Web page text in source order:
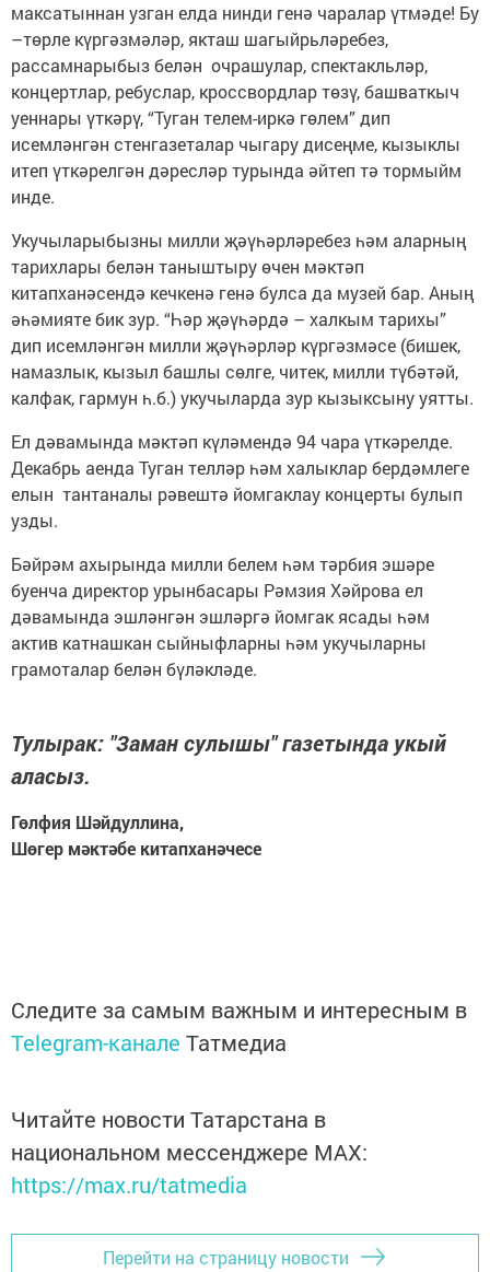
максатыннан узган елда нинди генә чаралар үтмәде! Бу
–төрле күргәзмәләр, якташ шагыйрьләребез,
рассамнарыбыз белән очрашулар, спектакльләр,
концертлар, ребуслар, кроссвордлар төзү, башваткыч
уеннары үткәрү, “Туган телем-иркә гөлем” дип
исемләнгән стенгазеталар чыгару дисеңме, кызыклы
итеп үткәрелгән дәресләр турында әйтеп тә тормыйм
инде.
Укучыларыбызны милли җәүһәрләребез һәм аларның
тарихлары белән таныштыру өчен мәктәп
китапханәсендә кечкенә генә булса да музей бар. Аның
әһәмияте бик зур. “Һәр җәүһәрдә – халкым тарихы”
дип исемләнгән милли җәүһәрләр күргәзмәсе (бишек,
намазлык, кызыл башлы сөлге, читек, милли түбәтәй,
калфак, гармун һ.б.) укучыларда зур кызыксыну уятты.
Ел дәвамында мәктәп күләмендә 94 чара үткәрелде.
Декабрь аенда Туган телләр һәм халыклар бердәмлеге
елын тантаналы рәвештә йомгаклау концерты булып
узды.
Бәйрәм ахырында милли белем һәм тәрбия эшәре
буенча директор урынбасары Рәмзия Хәйрова ел
дәвамында эшләнгән эшләргә йомгак ясады һәм
актив катнашкан сыйныфларны һәм укучыларны
грамоталар белән бүләкләде.
Тулырак: "Заман сулышы" газетында укый
аласыз.
Гөлфия Шәйдуллина,
Шөгер мәктәбе китапханәчесе
Следите за самым важным и интересным в
Telegram-канале Татмедиа
Читайте новости Татарстана в
национальном мессенджере MАХ:
https://max.ru/tatmedia
Перейти на страницу новости